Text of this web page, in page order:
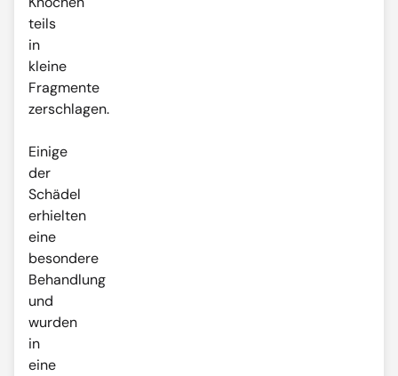
teils
in
kleine
Fragmente
zerschlagen.
Einige
der
Schädel
erhielten
eine
besondere
Behandlung
und
wurden
in
eine